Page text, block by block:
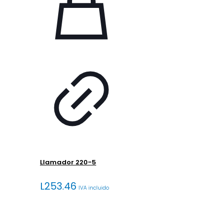
Llamador 220-5
L253.46 IVA incluido